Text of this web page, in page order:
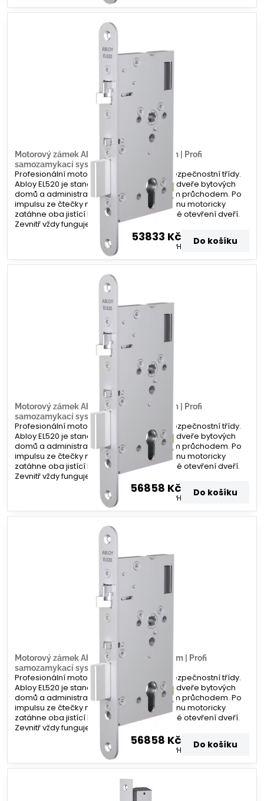
Motorový zámek Abloy EL520 – 65/20mm | Profi
samozamykací systém | Zamecky.cz
Profesionální motorový zámek nejvyšší bezpečnostní třídy.
Abloy EL520 je standardem pro vchodové dveře bytových
domů a administrativních budov s vysokým průchodem. Po
impulsu ze čtečky nebo domovního telefonu motoricky
zatáhne oba jistící body, čímž umožní volné otevření dveří.
Zevnitř vždy funguje paniková funkce.
53833 Kč
bez DPH Do košíku
Motorový zámek Abloy EL520 – 80/20mm | Profi
samozamykací systém | Zamecky.cz
Profesionální motorový zámek nejvyšší bezpečnostní třídy.
Abloy EL520 je standardem pro vchodové dveře bytových
domů a administrativních budov s vysokým průchodem. Po
impulsu ze čtečky nebo domovního telefonu motoricky
zatáhne oba jistící body, čímž umožní volné otevření dveří.
Zevnitř vždy funguje paniková funkce.
56858 Kč
bez DPH Do košíku
Motorový zámek Abloy EL520 – 100/20mm | Profi
samozamykací systém | Zamecky.cz
Profesionální motorový zámek nejvyšší bezpečnostní třídy.
Abloy EL520 je standardem pro vchodové dveře bytových
domů a administrativních budov s vysokým průchodem. Po
impulsu ze čtečky nebo domovního telefonu motoricky
zatáhne oba jistící body, čímž umožní volné otevření dveří.
Zevnitř vždy funguje paniková funkce.
56858 Kč
bez DPH Do košíku